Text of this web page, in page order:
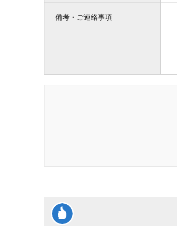
備考・ご連絡事項